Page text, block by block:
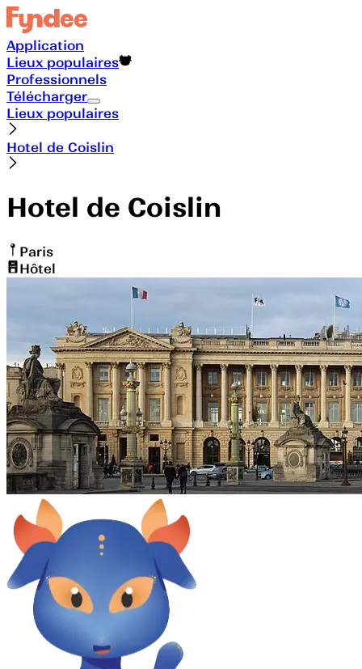
Application
Lieux populaires
Professionnels
Télécharger
Lieux populaires
Hotel de Coislin
Hotel de Coislin
Paris
Hôtel